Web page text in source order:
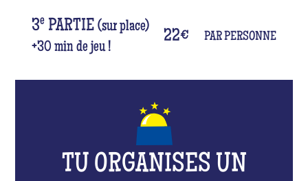
3e PARTIE(sur place)
+30 min de jeu !
22€ PAR PERSONNE
TU ORGANISES UN